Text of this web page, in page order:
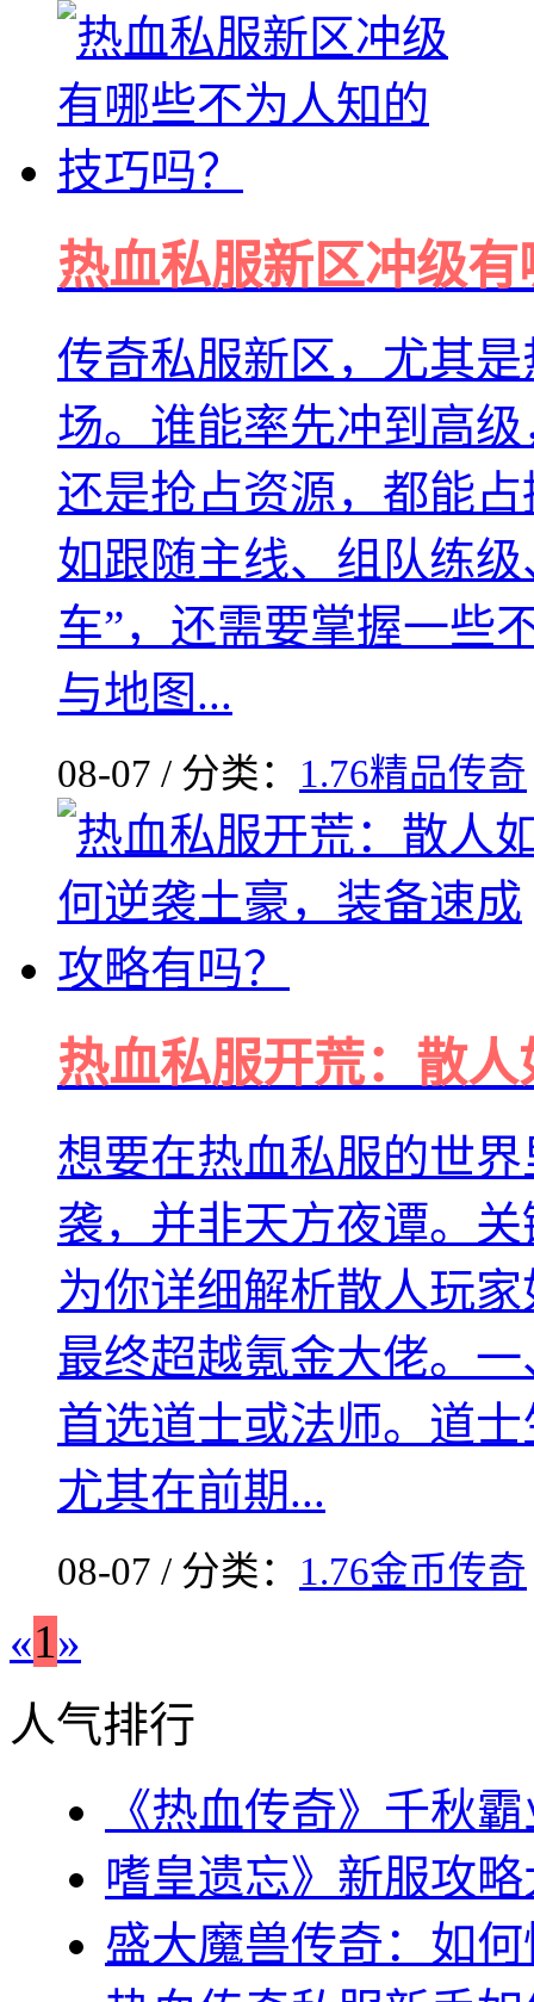
热血私服新区冲级
传奇私服新区，尤其
场。谁能率先冲到高
还是抢占资源，都能
如跟随主线、组队练
车”，还需要掌握一些
与地图...
08-07 / 分类： 1.76精品传奇
热血私服开荒：散
想要在热血私服的世
袭，并非天方夜谭。
为你详细解析散人玩
最终超越氪金大佬。
首选道士或法师。道
尤其在前期...
08-07 / 分类： 1.76金币传奇
«1»
人气排行
《热血传奇》千秋
嗜皇遗忘》新服攻
盛大魔兽传奇：如